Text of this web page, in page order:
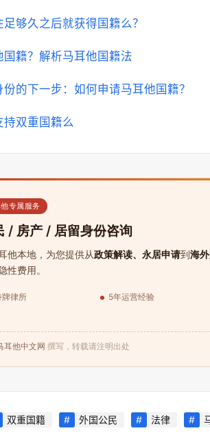
够久之后就获得国籍么？
国籍？解析马耳他国籍法
的下一步：如何申请马耳他国籍？
双重国籍么
专属服务
/ 房产 / 居留身份咨询
他本地，为您提供从政策解读、永居申请到海
性费用。
牌律所 5年运营经验
耳他中文网 撰写，转载请注明出处
双重国籍 外国公民 法律